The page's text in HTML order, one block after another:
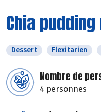
Chia
Dessert Flexitarien
Nombre de
4 personnes